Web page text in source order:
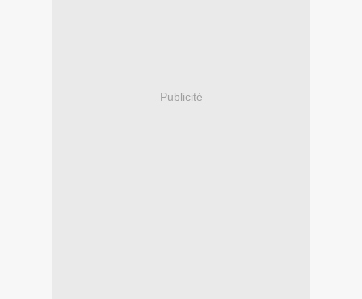
Publicité